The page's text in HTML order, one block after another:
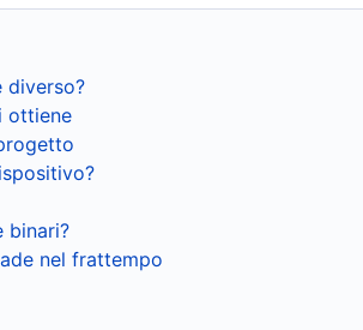
diverso?
ottiene
binari?
nel frattempo